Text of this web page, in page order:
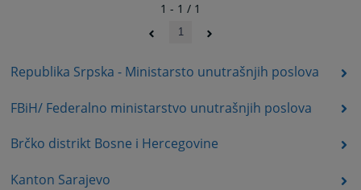
Republika Srpska - Ministarsto unutrašnjih poslova
FBiH/ Federalno ministarstvo unutrašnjih poslova
Brčko distrikt Bosne i Hercegovine
Kanton Sarajevo
1 - 1 / 1
1